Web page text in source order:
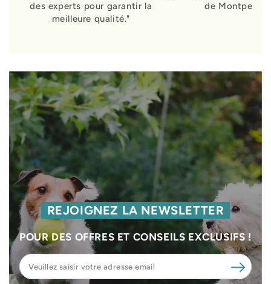
des experts pour garantir la
meilleure qualité."
de Montpellier
REJOIGNEZ LA NEWSLETTER
POUR DES OFFRES ET CONSEILS EXCLUSIFS !
Veuillez
saisir